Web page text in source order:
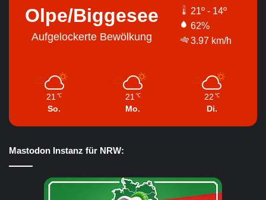
Olpe/Biggesee
Aufgelockerte Bewölkung
21º - 14º
62%
3.97 km/h
21 ℃
So.
21 ℃
Mo.
22 ℃
Di.
Mastodon Instanz für NRW: